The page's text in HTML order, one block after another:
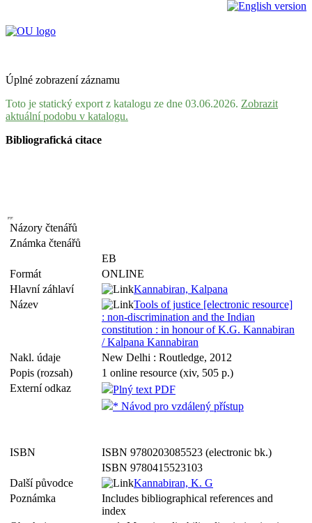
Úplné zobrazení záznamu
Toto je statický export z katalogu ze dne 03.06.2026. Zobrazit
aktuální podobu v katalogu.
Bibliografická citace
Názory čtenářů
Známka čtenářů
EB
Formát
ONLINE
Hlavní záhlaví
Kannabiran, Kalpana
Název
Tools of justice [electronic resource]
: non-discrimination and the Indian
constitution : in honour of K.G. Kannabiran
/ Kalpana Kannabiran
Nakl. údaje
New Delhi : Routledge, 2012
Popis (rozsah)
1 online resource (xiv, 505 p.)
Externí odkaz
Plný text PDF
* Návod pro vzdálený přístup
ISBN
ISBN 9780203085523 (electronic bk.)
ISBN 9780415523103
Další původce
Kannabiran, K. G
Poznámka
Includes bibliographical references and
index